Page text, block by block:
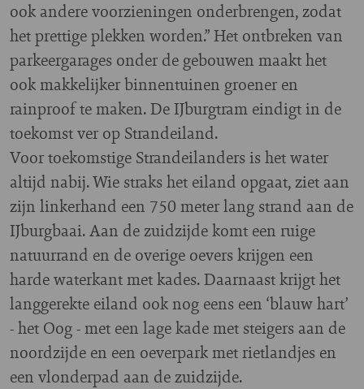
ook andere voorzieningen onderbrengen, zodat
het prettige plekken worden.” Het ontbreken van
parkeergarages onder de gebouwen maakt het
ook makkelijker binnentuinen groener en
rainproof te maken. De IJburgtram eindigt in de
toekomst ver op Strandeiland.
Voor toekomstige Strandeilanders is het water
altijd nabij. Wie straks het eiland opgaat, ziet aan
zijn linkerhand een 750 meter lang strand aan de
IJburgbaai. Aan de zuidzijde komt een ruige
natuurrand en de overige oevers krijgen een
harde waterkant met kades. Daarnaast krijgt het
langgerekte eiland ook nog eens een ‘blauw hart’
- het Oog - met een lage kade met steigers aan de
noordzijde en een oeverpark met rietlandjes en
een vlonderpad aan de zuidzijde.